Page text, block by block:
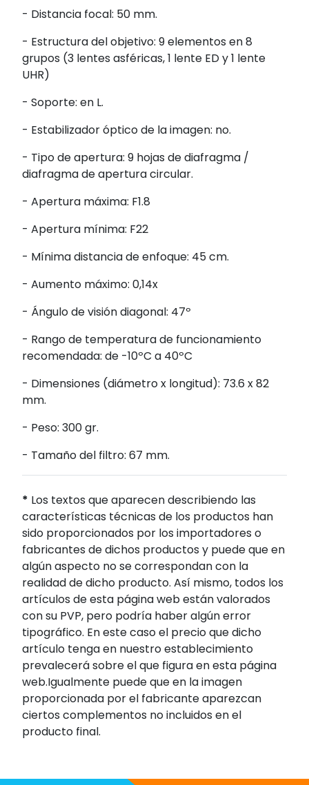
- Distancia focal: 50 mm.
- Estructura del objetivo: 9 elementos en 8
grupos (3 lentes asféricas, 1 lente ED y 1 lente
UHR)
- Soporte: en L.
- Estabilizador óptico de la imagen: no.
- Tipo de apertura: 9 hojas de diafragma /
diafragma de apertura circular.
- Apertura máxima: F1.8
- Apertura mínima: F22
- Mínima distancia de enfoque: 45 cm.
- Aumento máximo: 0,14x
- Ángulo de visión diagonal: 47º
- Rango de temperatura de funcionamiento
recomendada: de -10ºC a 40ºC
- Dimensiones (diámetro x longitud): 73.6 x 82
mm.
- Peso: 300 gr.
- Tamaño del filtro: 67 mm.
* Los textos que aparecen describiendo las
características técnicas de los productos han
sido proporcionados por los importadores o
fabricantes de dichos productos y puede que en
algún aspecto no se correspondan con la
realidad de dicho producto. Así mismo, todos los
artículos de esta página web están valorados
con su PVP, pero podría haber algún error
tipográfico. En este caso el precio que dicho
artículo tenga en nuestro establecimiento
prevalecerá sobre el que figura en esta página
web.Igualmente puede que en la imagen
proporcionada por el fabricante aparezcan
ciertos complementos no incluidos en el
producto final.